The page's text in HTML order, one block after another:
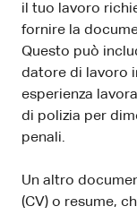
il tuo lavoro
fornire la
Questo può
datore di lavoro
esperienza
di polizia per
penali.
Un altro
(CV) o resume,